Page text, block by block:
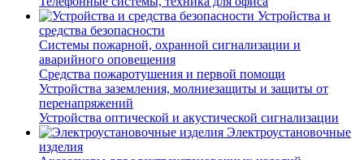
Устройства и
средства безопасности
Системы пожарной, охранной сигнализации и
аварийного оповещения
Средства пожаротушения и первой помощи
Устройства заземления, молниезащиты и защиты от
перенапряжений
Устройства оптической и акустической сигнализации
Электроустановочные
изделия